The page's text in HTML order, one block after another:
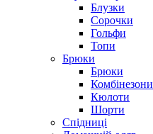
Блузки
Сорочки
Гольфи
Топи
Брюки
Брюки
Комбінезони
Кюлоти
Шорти
Спідниці